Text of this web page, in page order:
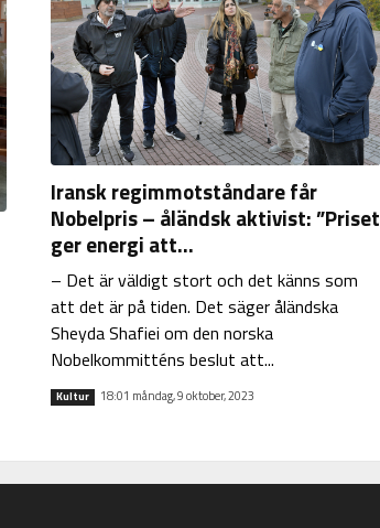
Iransk regimmotståndare får
Nobelpris – åländsk aktivist: ”Priset
ger energi att...
– Det är väldigt stort och det känns som
att det är på tiden. Det säger åländska
Sheyda Shafiei om den norska
Nobelkommitténs beslut att...
Kultur 18:01 måndag, 9 oktober, 2023